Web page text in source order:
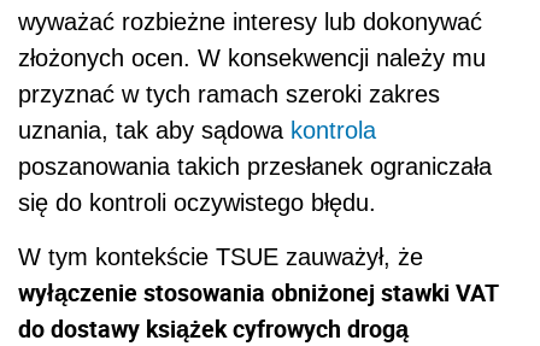
wyważać rozbieżne interesy lub dokonywać
złożonych ocen. W konsekwencji należy mu
przyznać w tych ramach szeroki zakres
uznania, tak aby sądowa kontrola
poszanowania takich przesłanek ograniczała
się do kontroli oczywistego błędu.
W tym kontekście TSUE zauważył, że
wyłączenie stosowania obniżonej stawki VAT
do dostawy książek cyfrowych drogą